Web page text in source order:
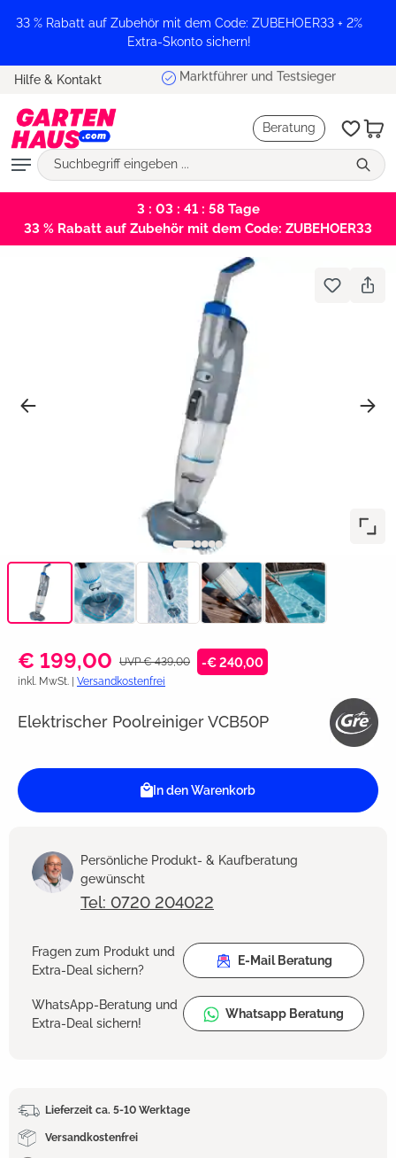
springen
33 % Rabatt auf Zubehör mit dem Code: ZUBEHOER33 + 2%
Extra-Skonto sichern!
Hilfe & Kontakt Marktführer und Testsieger
Beratung
3 : 03 : 41 : 58Tage
33 % Rabatt auf Zubehör mit dem Code: ZUBEHOER33
€ 199,00 UVP € 439,00 -€ 240,00
inkl. MwSt. | Versandkostenfrei
Elektrischer Poolreiniger VCB50P
In den Warenkorb
Persönliche Produkt- & Kaufberatung
gewünscht
Tel: 0720 204022
Fragen zum Produkt und
Extra-Deal sichern?
E-Mail Beratung
WhatsApp-Beratung und
Extra-Deal sichern!
Whatsapp Beratung
Lieferzeit ca. 5-10 Werktage
Versandkostenfrei